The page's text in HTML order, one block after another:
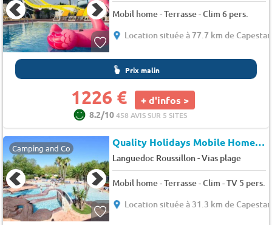
Mobil home - Terrasse - Clim 6 pers.
Location située à 77.7 km de
Prix malin
1226 € + d'infos >
8.2/10458 AVIS SUR 5 SITES
Camping and Co Quality Holidays Mobile Home on Camping Les Salisses
Languedoc Roussillon-Vias plage
Mobil home - Terrasse - Clim - TV 5 pers.
Location située à 31.3 km de